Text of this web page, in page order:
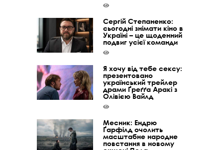
Сергій Степаненко:
сьогодні знімати кіно в
Україні – це щоденний
подвиг усієї команди
Я хочу від тебе сексу:
презентовано
український трейлер
драми Ґреґґа Аракі з
Олівією Вайлд
Месник: Ендрю
Ґарфілд очолить
масштабне народне
повстання в новому